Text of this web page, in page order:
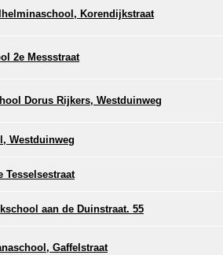
Korendijkstraat
2e Messstraat
Dorus Rijkers, Westduinweg
Westduinweg
Tesselsestraat
aan de Duinstraat. 55
Gaffelstraat